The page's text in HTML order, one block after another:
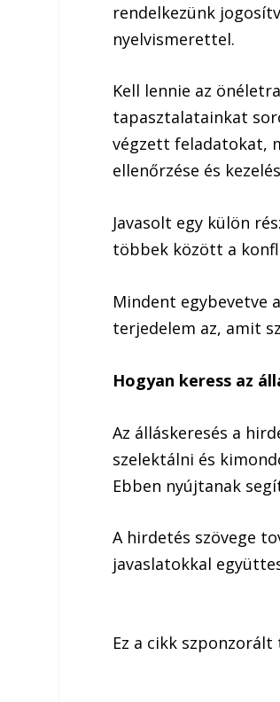
rendelkezünk
nyelvismerettel.
Kell lennie az
tapasztalatainkat
végzett feladatokat,
ellenőrzése és
Javasolt egy külön
többek között a
Mindent egybevetve
terjedelem az, amit
Hogyan keress az
Az álláskeresés a
szelektálni és
Ebben nyújtanak
A hirdetés szövege
javaslatokkal
Ez a cikk